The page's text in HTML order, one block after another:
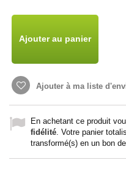
Ajouter au panier
Ajouter à ma liste
En achetant ce produit
fidélité. Votre panier
transformé(s) en un bon